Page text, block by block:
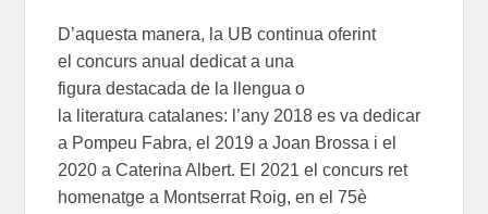
D’aquesta manera, la UBcontinua oferint
el concurs anual dedicat a una
figura destacada de la
llengua o
la literatura catalanes: l’any 2018 es va dedicar
a Pompeu Fabra, el 2019 a Joan Brossa i el
2020 a Caterina Albert. El 2021 el concurs ret
homenatge a Montserrat Roig, en el 75è